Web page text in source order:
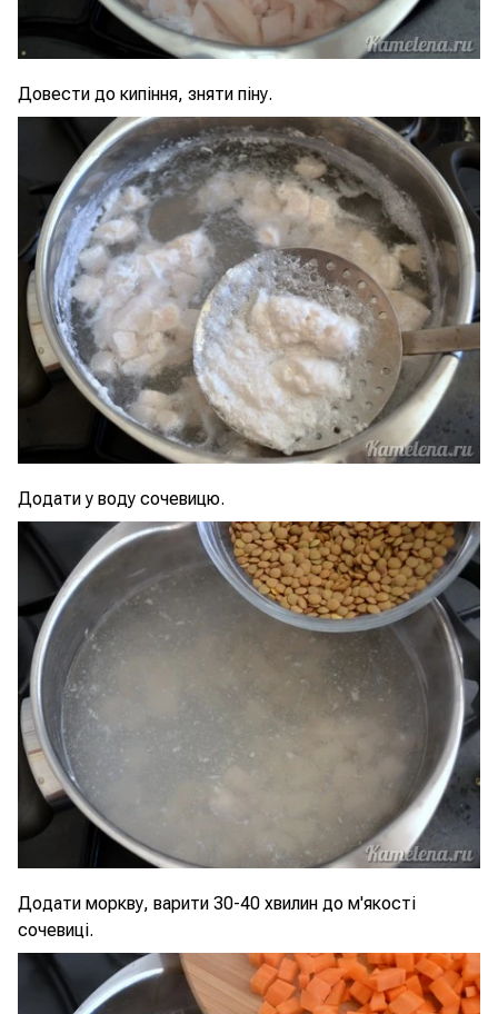
Довести до кипіння, зняти піну.
Додати у воду сочевицю.
Додати моркву, варити 30-40 хвилин до м'якості
сочевиці.